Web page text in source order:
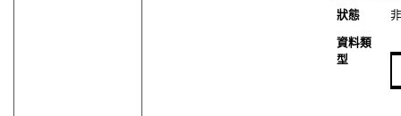
狀態
資料類
型